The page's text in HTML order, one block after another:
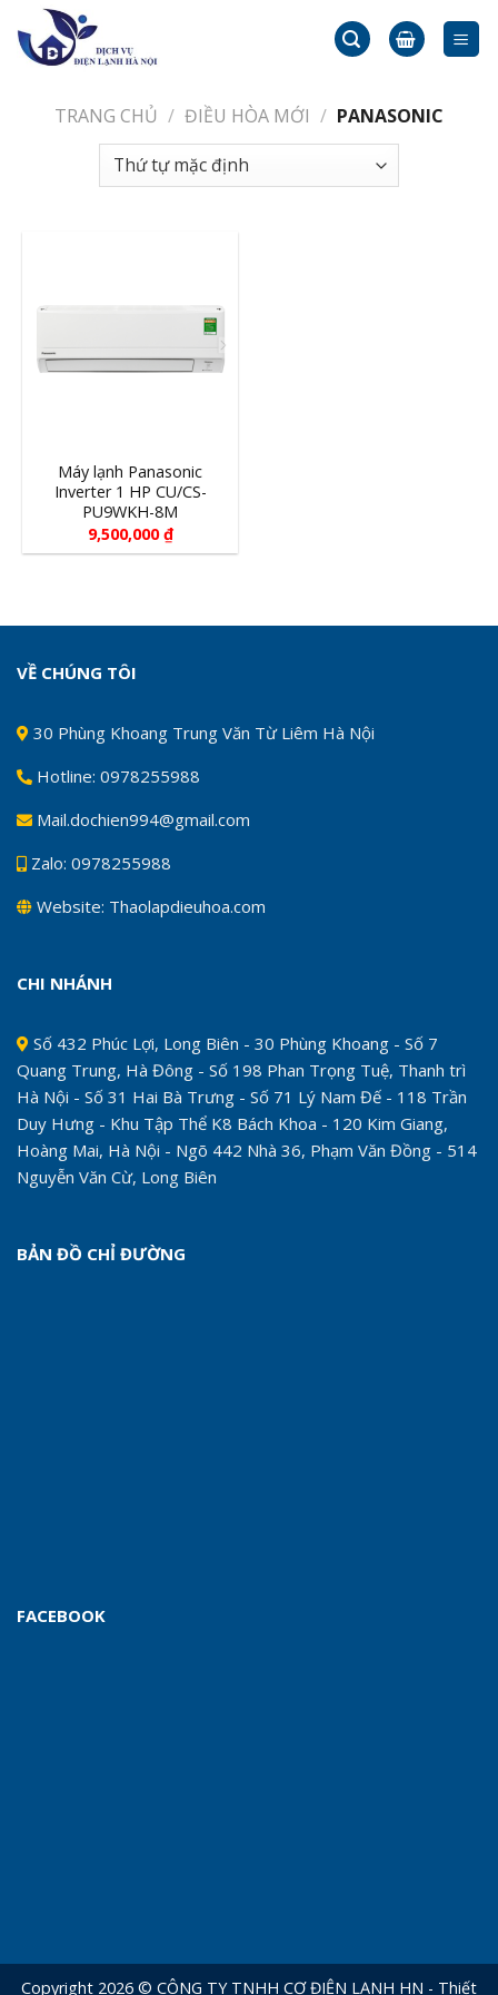
content
TRANG CHỦ / ĐIỀU HÒA MỚI / PANASONIC
Máy lạnh Panasonic
Inverter 1 HP CU/CS-
PU9WKH-8M
9,500,000₫
VỀ CHÚNG TÔI
30 Phùng Khoang Trung Văn Từ Liêm Hà Nội
Hotline: 0978255988
Mail.dochien994@gmail.com
Zalo: 0978255988
Website: Thaolapdieuhoa.com
CHI NHÁNH
Số 432 Phúc Lợi, Long Biên - 30 Phùng Khoang - Số 7
Quang Trung, Hà Đông - Số 198 Phan Trọng Tuệ, Thanh trì
Hà Nội - Số 31 Hai Bà Trưng - Số 71 Lý Nam Đế - 118 Trần
Duy Hưng - Khu Tập Thể K8 Bách Khoa - 120 Kim Giang,
Hoàng Mai, Hà Nội - Ngõ 442 Nhà 36, Phạm Văn Đồng - 514
Nguyễn Văn Cừ, Long Biên
BẢN ĐỒ CHỈ ĐƯỜNG
FACEBOOK
Copyright 2026 © CÔNG TY TNHH CƠ ĐIỆN LẠNH HN - Thiết